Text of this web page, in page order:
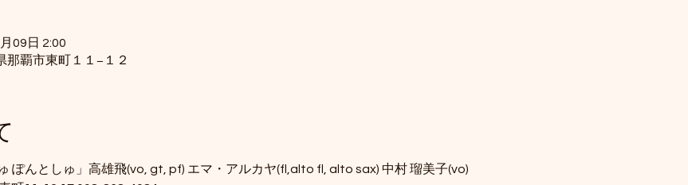
09日 2:00
那覇市東町１１−１２
ぽんとしゅ」高雄飛(vo, gt, pf) エマ・アルカヤ(fl,alto fl, alto sax) 中村 瑠美子(vo)